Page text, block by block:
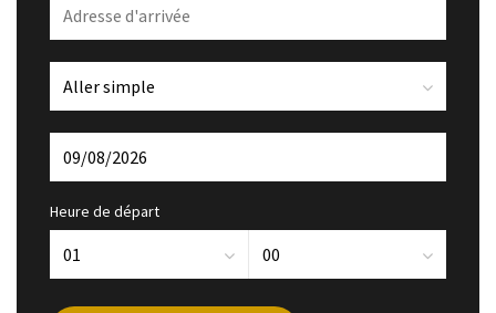
Heure de départ